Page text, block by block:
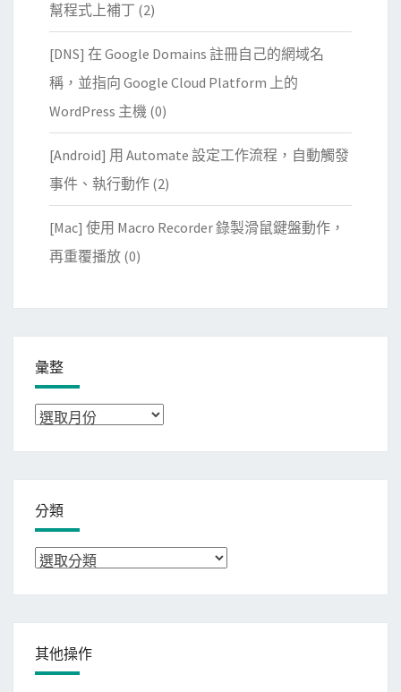
幫程式上補丁 (2)
[DNS] 在 Google Domains 註冊自己的網域名
稱，並指向 Google Cloud Platform 上的
WordPress 主機 (0)
[Android] 用 Automate 設定工作流程，自動觸發
事件、執行動作 (2)
[Mac] 使用 Macro Recorder 錄製滑鼠鍵盤動作，
再重覆播放 (0)
彙整
彙
分類
分
其他操作